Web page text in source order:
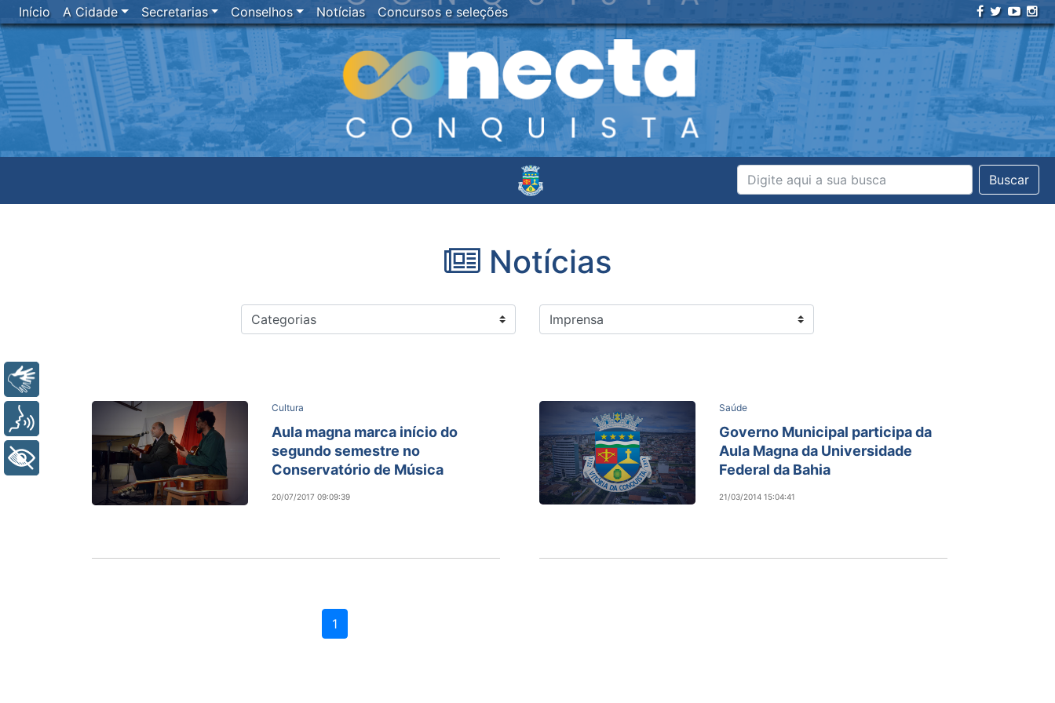
Início A Cidade Secretarias Conselhos Notícias Concursos e seleções
Buscar
Notícias
Cultura
Aula magna marca início do
segundo semestre no
Conservatório de Música
20/07/2017 09:09:39
Saúde
Governo Municipal participa da
Aula Magna da Universidade
Federal da Bahia
21/03/2014 15:04:41
1
+ Acessibilidade